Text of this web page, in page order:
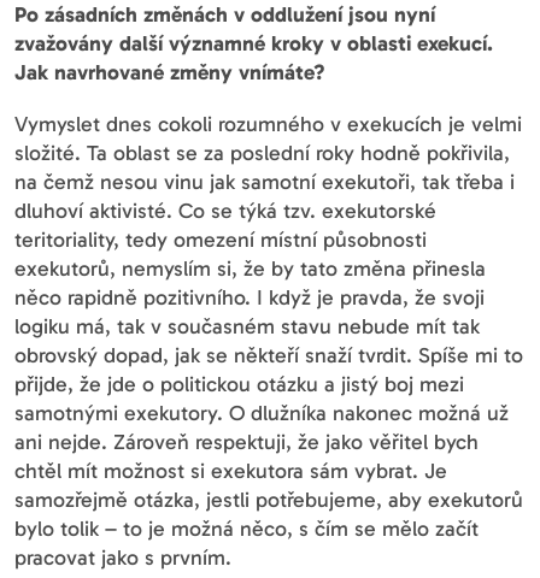
Po zásadních změnách v oddlužení jsou nyní
zvažovány další významné kroky v oblasti exekucí.
Jak navrhované změny vnímáte?
Vymyslet dnes cokoli rozumného v exekucích je velmi
složité. Ta oblast se za poslední roky hodně pokřivila,
na čemž nesou vinu jak samotní exekutoři, tak třeba i
dluhoví aktivisté. Co se týká tzv. exekutorské
teritoriality, tedy omezení místní působnosti
exekutorů, nemyslím si, že by tato změna přinesla
něco rapidně pozitivního. I když je pravda, že svoji
logiku má, tak v současném stavu nebude mít tak
obrovský dopad, jak se někteří snaží tvrdit. Spíše mi to
přijde, že jde o politickou otázku a jistý boj mezi
samotnými exekutory. O dlužníka nakonec možná už
ani nejde. Zároveň respektuji, že jako věřitel bych
chtěl mít možnost si exekutora sám vybrat. Je
samozřejmě otázka, jestli potřebujeme, aby exekutorů
bylo tolik – to je možná něco, s čím se mělo začít
pracovat jako s prvním.